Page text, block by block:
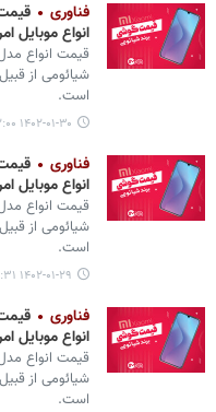
فناوری
انواع موبایل امروز (۳۰
قیمت انواع
شیائومی از
است.
۱۴۰۲-۰۱-۳۰ ۱۲:۰۰
فناوری
انواع موبایل امروز (۲۹
قیمت انواع
شیائومی از
است.
۱۴۰۲-۰۱-۲۹ ۱۳:۳۱
فناوری
انواع موبایل امروز (۲۸
قیمت انواع
شیائومی از
است.